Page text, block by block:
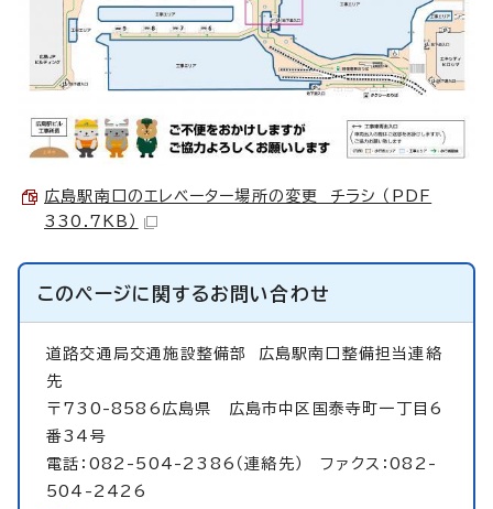
広島駅南口のエレベーター場所の変更 チラシ （PDF
330.7KB）
このページに関するお問い合わせ
道路交通局交通施設整備部 広島駅南口整備担当連絡
先
〒730-8586広島県 広島市中区国泰寺町一丁目6
番34号
電話：082-504-2386（連絡先） ファクス：082-
504-2426